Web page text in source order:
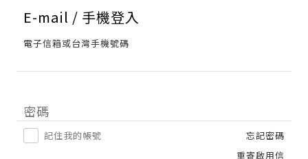
E-mail / 手機登入
電子信箱或台灣手機號碼
密碼
記住我的帳號
忘記密碼
重寄啟用信